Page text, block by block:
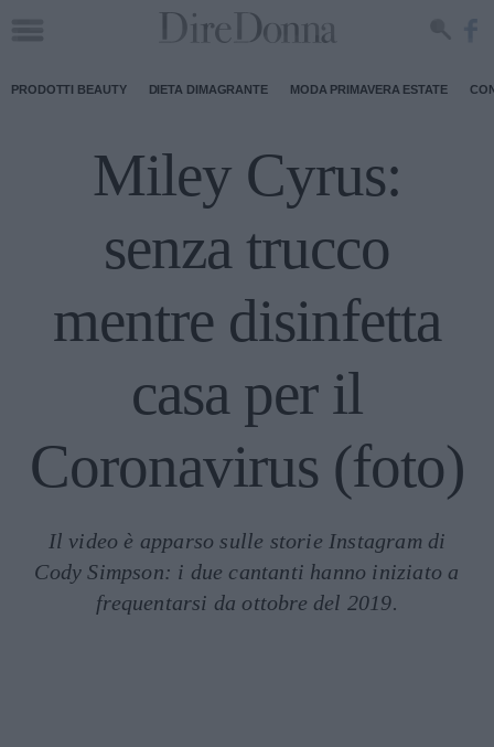
PRODOTTI BEAUTY DIETA DIMAGRANTE MODA PRIMAVERA ESTATE
Miley Cyrus:
senza trucco
mentre disinfetta
casa per il
Coronavirus (foto)
Il video è apparso sulle storie Instagram di
Cody Simpson: i due cantanti hanno iniziato a
frequentarsi da ottobre del 2019.